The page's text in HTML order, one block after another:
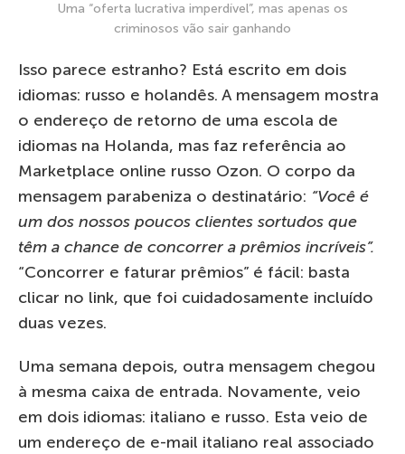
Uma “oferta lucrativa imperdível”, mas apenas os
criminosos vão sair ganhando
Isso parece estranho? Está escrito em dois
idiomas: russo e holandês. A mensagem mostra
o endereço de retorno de uma escola de
idiomas na Holanda, mas faz referência ao
Marketplace online russo Ozon. O corpo da
mensagem parabeniza o destinatário: “Você é
um dos nossos poucos clientes sortudos que
têm a chance de concorrer a prêmios incríveis”.
“Concorrer e faturar prêmios” é fácil: basta
clicar no link, que foi cuidadosamente incluído
duas vezes.
Uma semana depois, outra mensagem chegou
à mesma caixa de entrada. Novamente, veio
em dois idiomas: italiano e russo. Esta veio de
um endereço de e-mail italiano real associado